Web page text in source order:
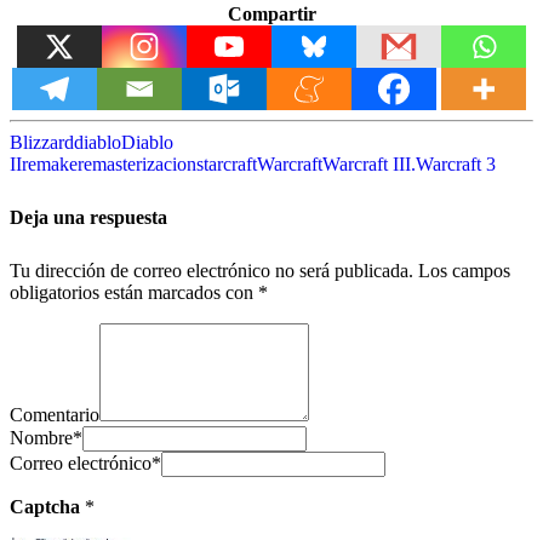
Compartir
BlizzarddiabloDiablo
IIremakeremasterizacionstarcraftWarcraftWarcraft III.Warcraft 3
Deja una respuesta
Tu dirección de correo electrónico no será publicada. Los campos
obligatorios están marcados con *
Comentario
Nombre*
Correo electrónico*
Captcha *